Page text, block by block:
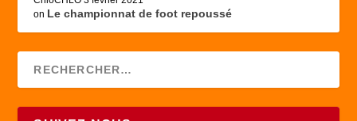
on Le championnat de foot repoussé